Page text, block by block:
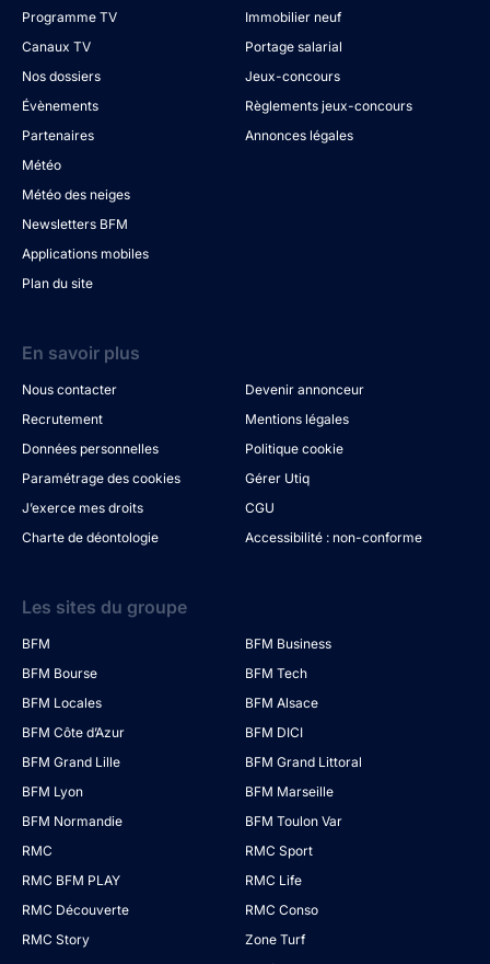
Programme TV
Canaux TV
Nos dossiers
Évènements
Partenaires
Météo
Météo des neiges
Newsletters BFM
Applications mobiles
Plan du site
Immobilier neuf
Portage salarial
Jeux-concours
Règlements jeux-concours
Annonces légales
En savoir plus
Nous contacter
Devenir annonceur
Recrutement
Mentions légales
Données personnelles
Politique cookie
Paramétrage des cookies
Gérer Utiq
J’exerce mes droits
CGU
Charte de déontologie
Accessibilité : non-conforme
Les sites du groupe
BFM
BFM Business
BFM Bourse
BFM Tech
BFM Locales
BFM Alsace
BFM Côte d’Azur
BFM DICI
BFM Grand Lille
BFM Grand Littoral
BFM Lyon
BFM Marseille
BFM Normandie
BFM Toulon Var
RMC
RMC Sport
RMC BFM PLAY
RMC Life
RMC Découverte
RMC Conso
RMC Story
Zone Turf